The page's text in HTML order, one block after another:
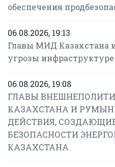
обеспечения
06.08.2026, 19:13
Главы МИД Казахстана
угрозы
06.08.2026, 19:08
ГЛАВЫ
КАЗАХСТАНА И
ДЕЙСТВИЯ,
БЕЗОПАСНОСТИ
КАЗАХСТАНА